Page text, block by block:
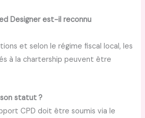
Designer est-il reconnu
et selon le régime fiscal local, les
à la chartership peuvent être
statut ?
CPD doit être soumis via le